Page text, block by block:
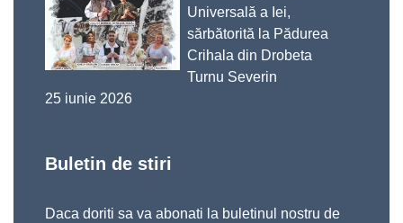
Universală a Iei,
sărbătorită la Pădurea
Crihala din Drobeta
Turnu Severin
25 iunie 2026
Buletin de stiri
Daca doriti sa va abonati la buletinul nostru de